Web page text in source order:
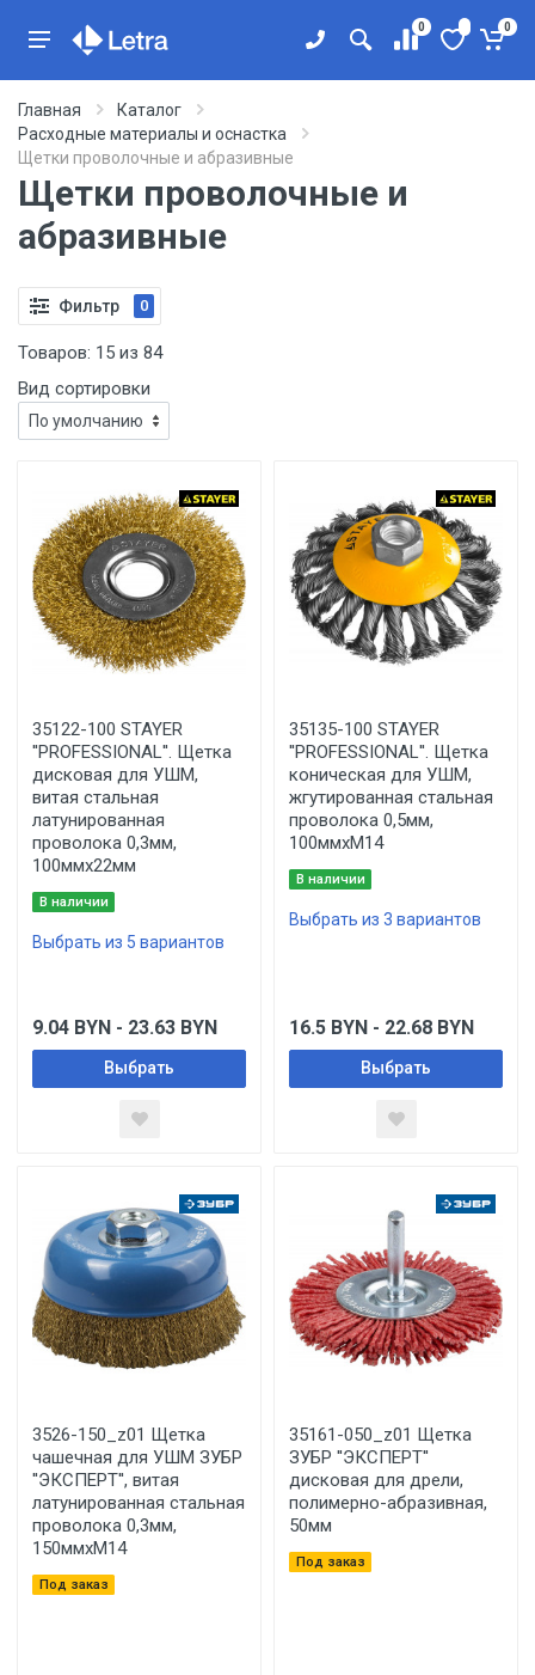
0 0
Главная
Каталог
Расходные материалы и оснастка
Щетки проволочные и абразивные
Щетки проволочные и
абразивные
Фильтр 0
Товаров: 15 из 84
Вид сортировки
35122-100 STAYER
''PROFESSIONAL''. Щетка
дисковая для УШМ,
витая стальная
латунированная
проволока 0,3мм,
100ммх22мм
В наличии
Выбрать из 5 вариантов
9.04 BYN - 23.63 BYN
Выбрать
35135-100 STAYER
''PROFESSIONAL''. Щетка
коническая для УШМ,
жгутированная стальная
проволока 0,5мм,
100ммхМ14
В наличии
Выбрать из 3 вариантов
16.5 BYN - 22.68 BYN
Выбрать
3526-150_z01 Щетка
чашечная для УШМ ЗУБР
''ЭКСПЕРТ'', витая
латунированная стальная
проволока 0,3мм,
150ммхМ14
Под заказ
35161-050_z01 Щетка
ЗУБР ''ЭКСПЕРТ''
дисковая для дрели,
полимерно-абразивная,
50мм
Под заказ